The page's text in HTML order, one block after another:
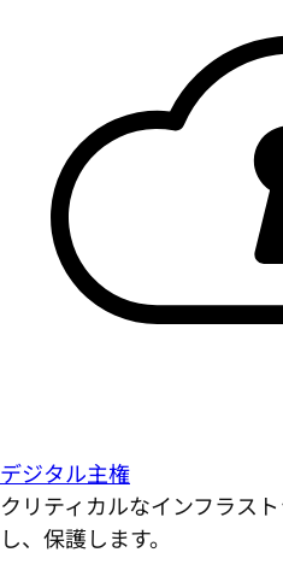
デジタル主権
クリティカルなインフラス
し、保護します。